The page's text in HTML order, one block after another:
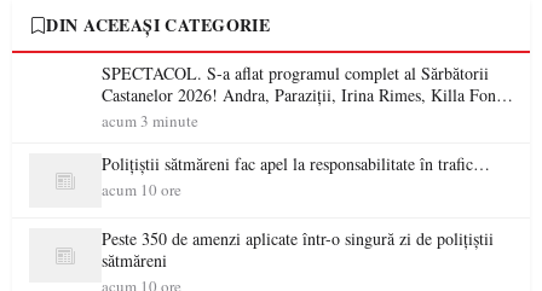
DIN ACEEAȘI CATEGORIE
SPECTACOL. S-a aflat programul complet al Sărbătorii
Castanelor 2026! Andra, Paraziții, Irina Rimes, Killa Fonic,
Zdob și Zdub și Fuego vin la Baia Mare
acum 3 minute
Polițiștii sătmăreni fac apel la responsabilitate în trafic…
acum 10 ore
Peste 350 de amenzi aplicate într-o singură zi de polițiștii
sătmăreni
acum 10 ore